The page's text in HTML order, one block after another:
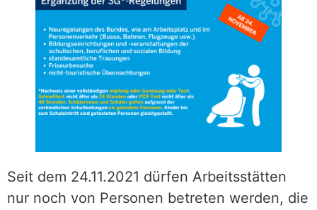
Seit dem 24.11.2021 dürfen Arbeitsstätten
nur noch von Personen betreten werden, die